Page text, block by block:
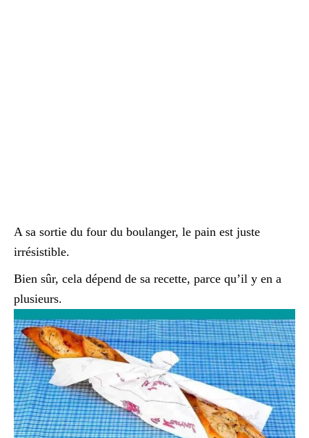
A sa sortie du four du boulanger, le pain est juste
irrésistible.
Bien sûr, cela dépend de sa recette, parce qu’il y en a
plusieurs.